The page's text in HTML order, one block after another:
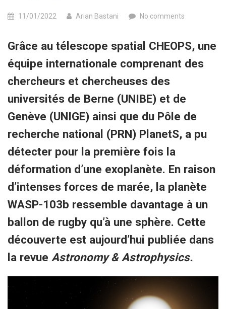
11/01/2022 Arian Bastani No comments
Grâce au télescope spatial CHEOPS, une
équipe internationale comprenant des
chercheurs et chercheuses des
universités de Berne (UNIBE) et de
Genève (UNIGE) ainsi que du Pôle de
recherche national (PRN) PlanetS, a pu
détecter pour la première fois la
déformation d’une exoplanète. En raison
d’intenses forces de marée, la planète
WASP-103b ressemble davantage à un
ballon de rugby qu’à une sphère. Cette
découverte est aujourd’hui publiée dans
la revue Astronomy & Astrophysics.